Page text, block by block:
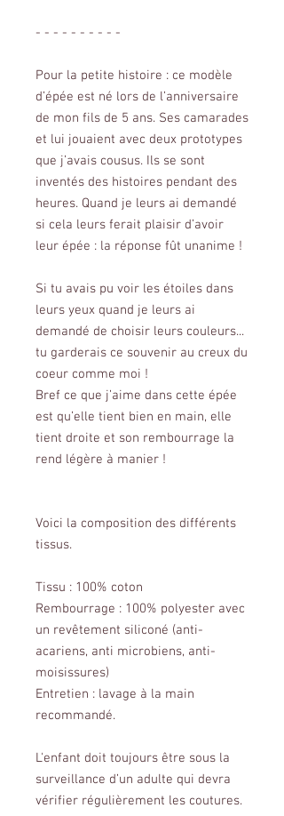
- - - - - - - - - -
Pour la petite histoire : ce modèle
d’épée est né lors de l’anniversaire
de mon fils de 5 ans. Ses camarades
et lui jouaient avec deux prototypes
que j’avais cousus. Ils se sont
inventés des histoires pendant des
heures. Quand je leurs ai demandé
si cela leurs ferait plaisir d’avoir
leur épée : la réponse fût unanime !
Si tu avais pu voir les étoiles dans
leurs yeux quand je leurs ai
demandé de choisir leurs couleurs...
tu garderais ce souvenir au creux du
coeur comme moi !
Bref ce que j’aime dans cette épée
est qu’elle tient bien en main, elle
tient droite et son rembourrage la
rend légère à manier !
Voici la composition des différents
tissus.
Tissu : 100% coton
Rembourrage : 100% polyester avec
un revêtement siliconé (anti-
acariens, anti microbiens, anti-
moisissures)
Entretien : lavage à la main
recommandé.
L'enfant doit toujours être sous la
surveillance d’un adulte qui devra
vérifier régulièrement les coutures.